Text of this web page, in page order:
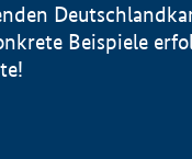
Beispiele